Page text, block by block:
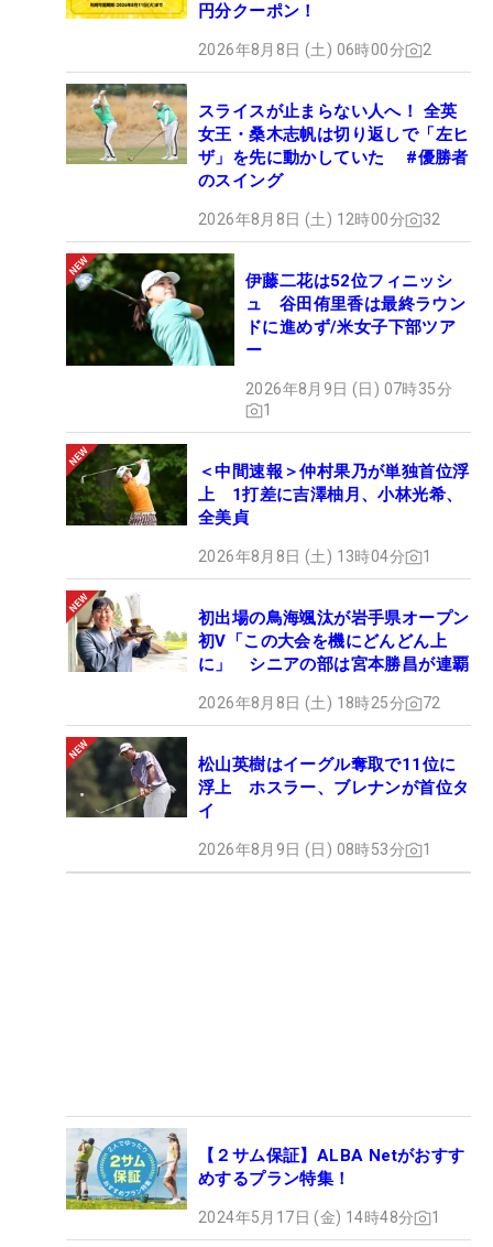
円分クーポン！
2026年8月8日 (土) 06時00分 2
スライスが止まらない人へ！ 全英
女王・桑木志帆は切り返しで「左ヒ
ザ」を先に動かしていた #優勝者
のスイング
2026年8月8日 (土) 12時00分 32
伊藤二花は52位フィニッシ
ュ 谷田侑里香は最終ラウン
ドに進めず/米女子下部ツア
ー
2026年8月9日 (日) 07時35分
1
＜中間速報＞仲村果乃が単独首位浮
上 1打差に吉澤柚月、小林光希、
全美貞
2026年8月8日 (土) 13時04分 1
初出場の鳥海颯汰が岩手県オープン
初V「この大会を機にどんどん上
に」 シニアの部は宮本勝昌が連覇
2026年8月8日 (土) 18時25分 72
松山英樹はイーグル奪取で11位に
浮上 ホスラー、ブレナンが首位タ
イ
2026年8月9日 (日) 08時53分 1
【２サム保証】ALBA Netがおすす
めするプラン特集！
2024年5月17日 (金) 14時48分 1